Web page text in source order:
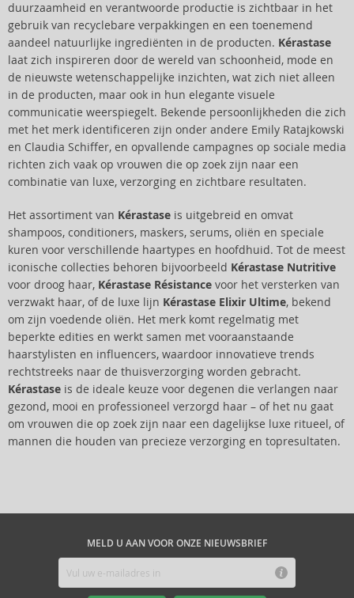
duurzaamheid en verantwoorde productie is zichtbaar in het
gebruik van recyclebare verpakkingen en een toenemend
aandeel natuurlijke ingrediënten in de producten. Kérastase
laat zich inspireren door de wereld van schoonheid, mode en
de nieuwste wetenschappelijke inzichten, wat zich niet alleen
in de producten, maar ook in hun elegante visuele
communicatie weerspiegelt. Bekende persoonlijkheden die zich
met het merk identificeren zijn onder andere Emily Ratajkowski
en Claudia Schiffer, en opvallende campagnes op sociale media
richten zich vaak op vrouwen die op zoek zijn naar een
combinatie van luxe, verzorging en zichtbare resultaten.
Het assortiment van Kérastase is uitgebreid en omvat
shampoos, conditioners, maskers, serums, oliën en speciale
kuren voor verschillende haartypes en hoofdhuid. Tot de meest
iconische collecties behoren bijvoorbeeld Kérastase Nutritive
voor droog haar, Kérastase Résistance voor het versterken van
verzwakt haar, of de luxe lijn Kérastase Elixir Ultime, bekend
om zijn voedende oliën. Het merk komt regelmatig met
beperkte edities en werkt samen met vooraanstaande
haarstylisten en influencers, waardoor innovatieve trends
rechtstreeks naar de thuisverzorging worden gebracht.
Kérastase is de ideale keuze voor degenen die verlangen naar
gezond, mooi en professioneel verzorgd haar – of het nu gaat
om vrouwen die op zoek zijn naar een dagelijkse luxe ritueel, of
mannen die houden van precieze verzorging en topresultaten.
MELD U AAN VOOR ONZE NIEUWSBRIEF